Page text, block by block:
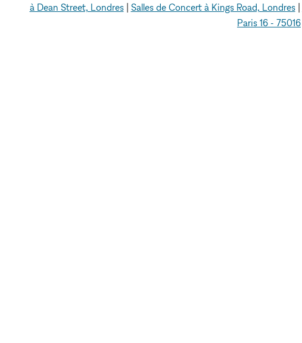
à Dean Street, Londres| Salles de Concert à Kings Road, Londres|
Paris 16 - 75016